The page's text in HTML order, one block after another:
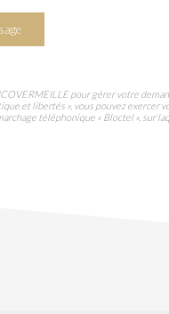
pour gérer votre
et libertés », vous pouvez
téléphonique « Bloctel », sur